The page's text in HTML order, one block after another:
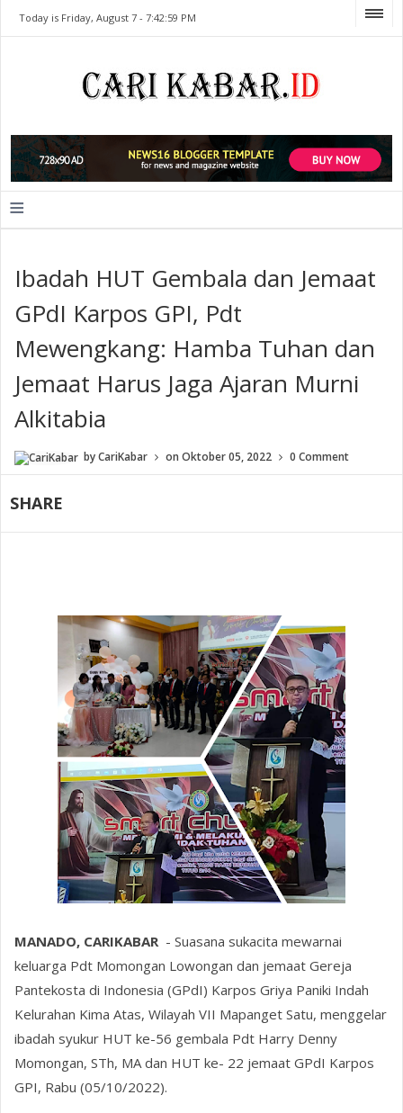
Today is Friday, August 7 -7:42:59 PM
≡
Ibadah HUT Gembala dan Jemaat
GPdI Karpos GPI, Pdt
Mewengkang: Hamba Tuhan dan
Jemaat Harus Jaga Ajaran Murni
Alkitabia
byCariKabar onOktober 05, 2022 0 Comment
SHARE
MANADO, CARIKABAR - Suasana sukacita mewarnai
keluarga Pdt Momongan Lowongan dan jemaat Gereja
Pantekosta di Indonesia (GPdI) Karpos Griya Paniki Indah
Kelurahan Kima Atas, Wilayah VII Mapanget Satu, menggelar
ibadah syukur HUT ke-56 gembala Pdt Harry Denny
Momongan, STh, MA dan HUT ke- 22 jemaat GPdI Karpos
GPI, Rabu (05/10/2022).